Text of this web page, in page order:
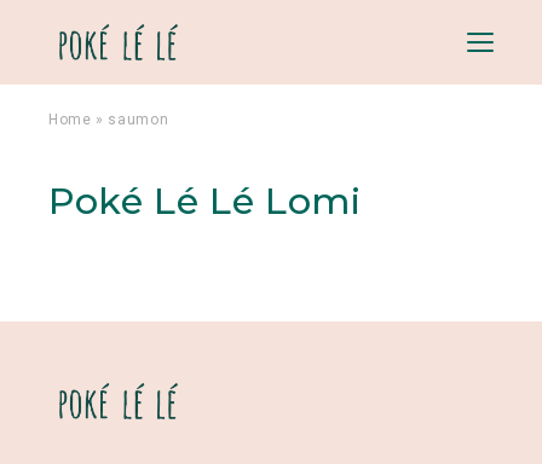
Menu
Home » saumon
Poké Lé Lé Lomi